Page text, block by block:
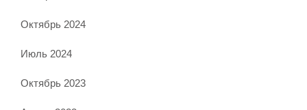
Октябрь 2024
Июль 2024
Октябрь 2023